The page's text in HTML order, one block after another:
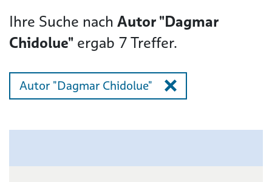
Ihre Suche nach Autor "Dagmar
Chidolue" ergab 7Treffer.
Autor "Dagmar Chidolue"